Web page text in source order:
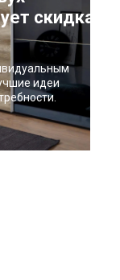
скидка
идеи